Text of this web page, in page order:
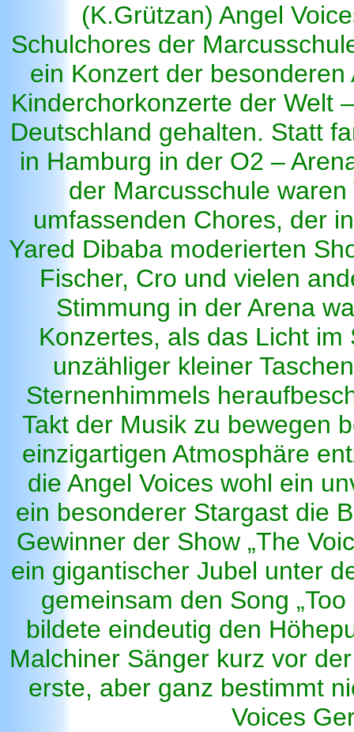
(K.Grützan) Angel
Schulchores der
ein Konzert der
Kinderchorkonzerte der Welt
Deutschland gehalten. Statt
in Hamburg in der O2 –
der Marcusschule
umfassenden Chores, der
Yared Dibaba moderierten
Fischer, Cro und vielen
Stimmung in der Arena
Konzertes, als das Licht
unzähliger kleiner
Sternenhimmels
Takt der Musik zu bewegen
einzigartigen Atmosphäre
die Angel Voices wohl ein
ein besonderer Stargast die
Gewinner der Show „The
ein gigantischer Jubel unter
gemeinsam den Song
bildete eindeutig den
Malchiner Sänger kurz vor
erste, aber ganz bestimmt
Voices